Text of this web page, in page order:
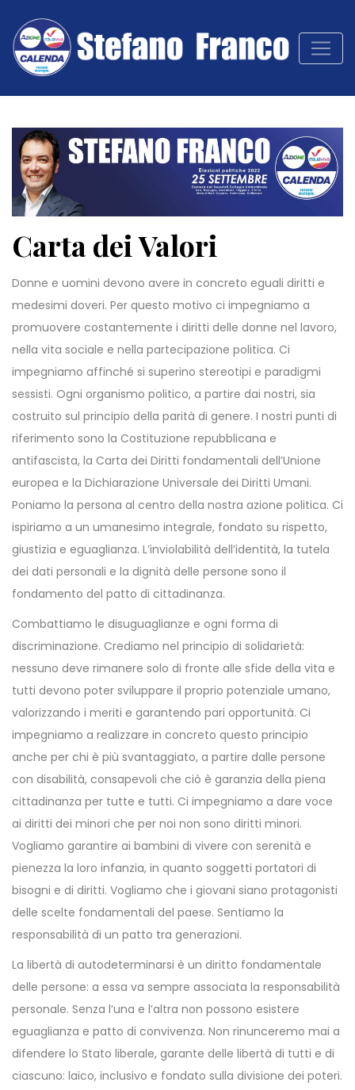
Carta dei Valori
Donne e uomini devono avere in concreto eguali diritti e
medesimi doveri. Per questo motivo ci impegniamo a
promuovere costantemente i diritti delle donne nel lavoro,
nella vita sociale e nella partecipazione politica. Ci
impegniamo affinché si superino stereotipi e paradigmi
sessisti. Ogni organismo politico, a partire dai nostri, sia
costruito sul principio della parità di genere. I nostri punti di
riferimento sono la Costituzione repubblicana e
antifascista, la Carta dei Diritti fondamentali dell’Unione
europea e la Dichiarazione Universale dei Diritti Umani.
Poniamo la persona al centro della nostra azione politica. Ci
ispiriamo a un umanesimo integrale, fondato su rispetto,
giustizia e eguaglianza. L’inviolabilità dell’identità, la tutela
dei dati personali e la dignità delle persone sono il
fondamento del patto di cittadinanza.
Combattiamo le disuguaglianze e ogni forma di
discriminazione. Crediamo nel principio di solidarietà:
nessuno deve rimanere solo di fronte alle sfide della vita e
tutti devono poter sviluppare il proprio potenziale umano,
valorizzando i meriti e garantendo pari opportunità. Ci
impegniamo a realizzare in concreto questo principio
anche per chi è più svantaggiato, a partire dalle persone
con disabilità, consapevoli che ciò è garanzia della piena
cittadinanza per tutte e tutti. Ci impegniamo a dare voce
ai diritti dei minori che per noi non sono diritti minori.
Vogliamo garantire ai bambini di vivere con serenità e
pienezza la loro infanzia, in quanto soggetti portatori di
bisogni e di diritti. Vogliamo che i giovani siano protagonisti
delle scelte fondamentali del paese. Sentiamo la
responsabilità di un patto tra generazioni.
La libertà di autodeterminarsi è un diritto fondamentale
delle persone: a essa va sempre associata la responsabilità
personale. Senza l’una e l’altra non possono esistere
eguaglianza e patto di convivenza. Non rinunceremo mai a
difendere lo Stato liberale, garante delle libertà di tutti e di
ciascuno: laico, inclusivo e fondato sulla divisione dei poteri.